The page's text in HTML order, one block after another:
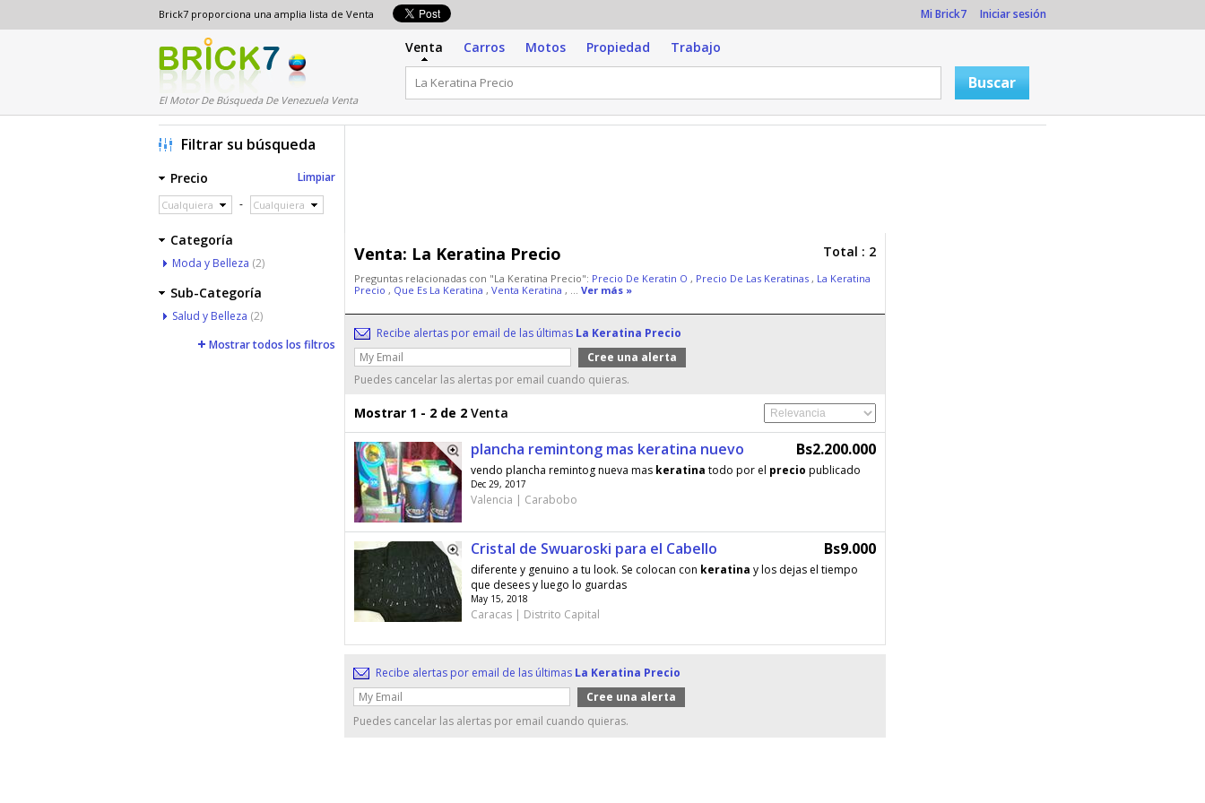
Brick7 proporciona una amplia lista de Venta Mi Brick7 Iniciar sesión
El Motor De Búsqueda De Venezuela Venta
Venta Carros Motos Propiedad Trabajo
Venta: La Keratina Precio Total : 2
Preguntas relacionadas con "La Keratina Precio": Precio De Keratin O , Precio De Las Keratinas , La Keratina
Precio , Que Es La Keratina , Venta Keratina , ... Ver más »
Recibe alertas por email de las últimas La Keratina Precio
Puedes cancelar las alertas por email cuando quieras.
Mostrar 1 - 2 de 2 Venta
plancha remintong mas keratina nuevo Bs2.200.000
vendo plancha remintog nueva mas keratina todo por el precio publicado
Dec 29, 2017
Valencia | Carabobo
Cristal de Swuaroski para el Cabello Bs9.000
diferente y genuino a tu look. Se colocan con keratina y los dejas el tiempo
que desees y luego lo guardas
May 15, 2018
Caracas | Distrito Capital
Recibe alertas por email de las últimas La Keratina Precio
Puedes cancelar las alertas por email cuando quieras.
Filtrar su búsqueda
Precio Limpiar
Cualquiera - Cualquiera
Categoría
Moda y Belleza (2)
Sub-Categoría
Salud y Belleza (2)
Mostrar todos los filtros